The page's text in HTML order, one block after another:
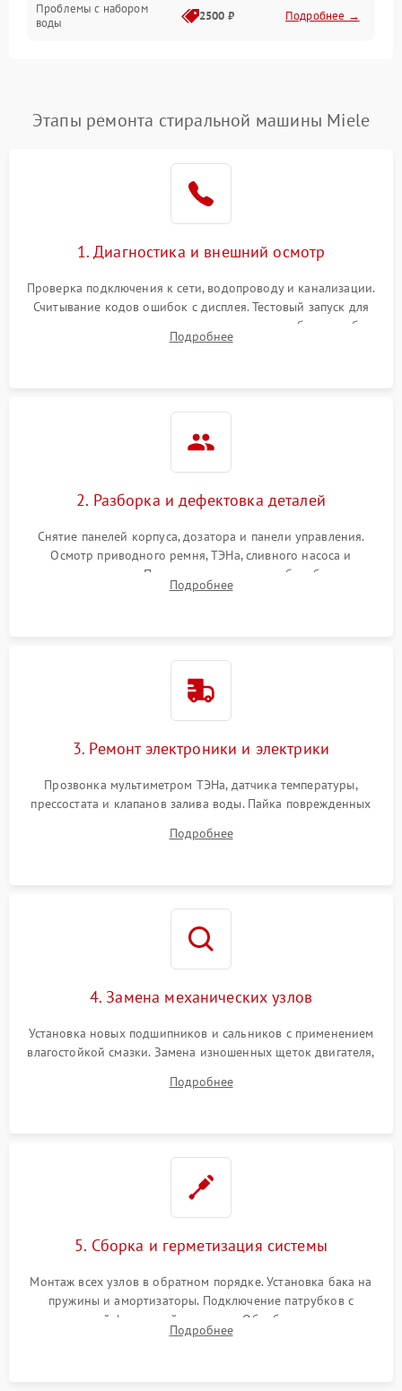
Проблемы с набором
воды
2500 ₽ Подробнее →
Замена платы управления Подробнее →
Этапы ремонта стиральной машины Miele
1. Диагностика и внешний осмотр
Проверка подключения к сети, водопроводу и канализации.
Считывание кодов ошибок с дисплея. Тестовый запуск для
выявления посторонних шумов, протечек или сбоев в работе
электронного модуля управления.
Подробнее
2. Разборка и дефектовка деталей
Снятие панелей корпуса, дозатора и панели управления.
Осмотр приводного ремня, ТЭНа, сливного насоса и
амортизаторов. Проверка подшипников барабана и
крестовины на износ, а манжеты люка на разрывы.
Подробнее
3. Ремонт электроники и электрики
Прозвонка мультиметром ТЭНа, датчика температуры,
прессостата и клапанов залива воды. Пайка поврежденных
Восстановление целостности проводки и контактов.
Подробнее
4. Замена механических узлов
Установка новых подшипников и сальников с применением
влагостойкой смазки. Замена изношенных щеток двигателя,
или поврежденной резиновой манжеты.
Подробнее
5. Сборка и герметизация системы
Монтаж всех узлов в обратном порядке. Установка бака на
пружины и амортизаторы. Подключение патрубков с
надежной фиксацией хомутами. Обработка стыков
герметиком для предотвращения возможных протечек воды.
Подробнее